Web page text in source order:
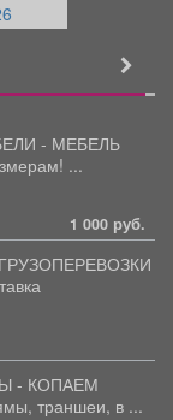
- МЕБЕЛЬ
...
1 000 руб.
- КОПАЕМ
траншеи, в ...